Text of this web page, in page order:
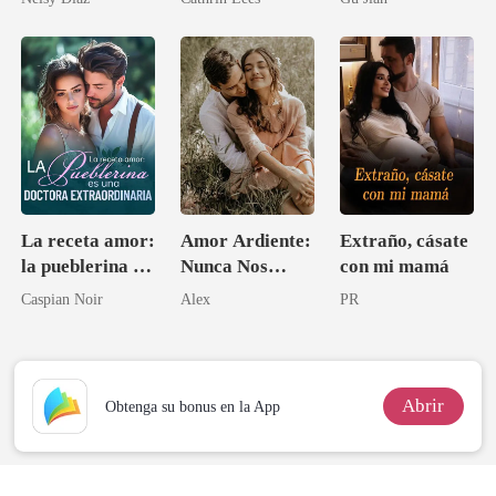
discapacitado
La receta amor:
la pueblerina es
una doctora
Caspian Noir
Amor Ardiente:
Nunca Nos
Separaremos
Alex
Extraño, cásate
con mi mamá
PR
Obtenga su bonus en la App Abrir